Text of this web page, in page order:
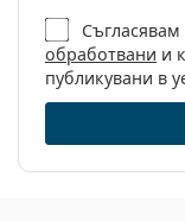
Код:
Възраст:
обработвани и
публикувани в